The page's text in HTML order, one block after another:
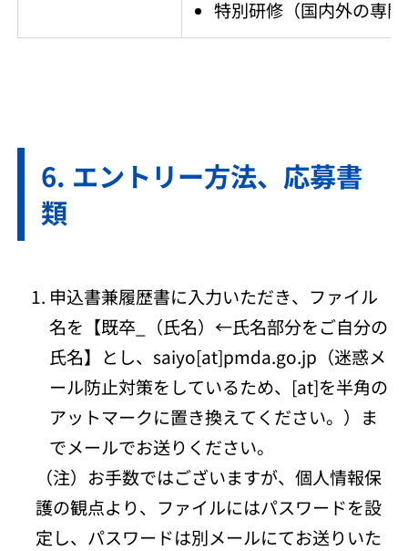
特別研修（国内外の専
エントリー方法、応募書
類
申込書兼履歴書に入力いただき、ファイル
名を【既卒_（氏名）←氏名部分をご自分の
氏名】とし、saiyo[at]pmda.go.jp（迷惑メ
ール防止対策をしているため、[at]を半角の
アットマークに置き換えてください。）ま
でメールでお送りください。
（注）お手数ではございますが、個人情報保
護の観点より、ファイルにはパスワードを設
定し、パスワードは別メールにてお送りいた